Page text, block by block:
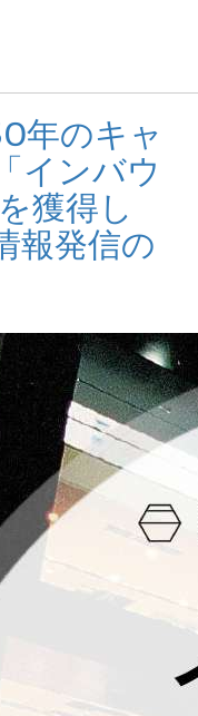
年のキャ
インバウ
獲得し
報発信の